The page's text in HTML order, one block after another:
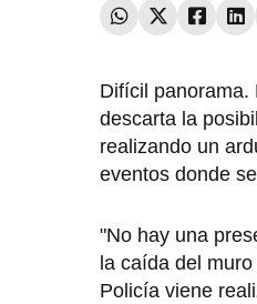
Difícil panorama.
descarta la
realizando un
eventos donde
"No hay una
la caída del
Policía viene